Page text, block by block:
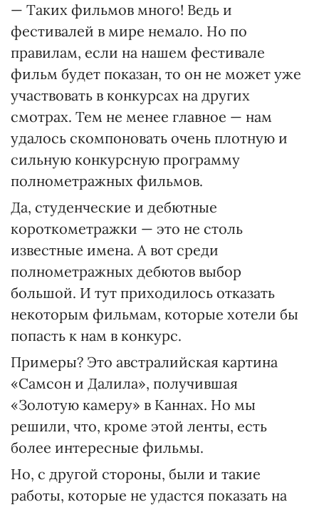
— Таких фильмов много! Ведь и
фестивалей в мире немало. Но по
правилам, если на нашем фестивале
фильм будет показан, то он не может уже
участвовать в конкурсах на других
смотрах. Тем не менее главное — нам
удалось скомпоновать очень плотную и
сильную конкурсную программу
полнометражных фильмов.
Да, студенческие и дебютные
короткометражки — это не столь
известные имена. А вот среди
полнометражных дебютов выбор
большой. И тут приходилось отказать
некоторым фильмам, которые хотели бы
попасть к нам в конкурс.
Примеры? Это австралийская картина
«Самсон и Далила», получившая
«Золотую камеру» в Каннах. Но мы
решили, что, кроме этой ленты, есть
более интересные фильмы.
Но, с другой стороны, были и такие
работы, которые не удастся показать на